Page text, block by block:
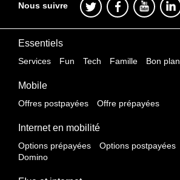
Nous suivre
Essentiels
Services Fun Tech Famille Bon plan
Mobile
Offres postpayées Offre prépayées
Internet en mobilité
Options prépayées Options postpayées
Domino